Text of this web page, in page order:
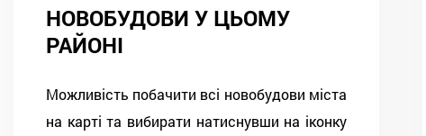
НОВОБУДОВИ У ЦЬОМУ
РАЙОНІ
Можливість побачити всі новобудови міста
на карті та вибирати натиснувши на іконку